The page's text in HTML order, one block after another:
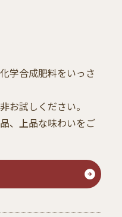
学合成肥料をいっさ
お試しください。
、上品な味わいをご